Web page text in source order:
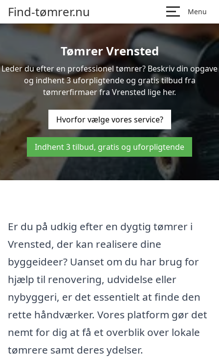
Find-tømrer.nu Menu
Tømrer Vrensted
Leder du efter en professionel tømrer? Beskriv din opgave
og indhent 3 uforpligtende og gratis tilbud fra
tømrerfirmaer fra Vrensted lige her.
Hvorfor vælge vores service?
Indhent 3 tilbud, gratis og uforpligtende
Er du på udkig efter en dygtig tømrer i
Vrensted, der kan realisere dine
byggeideer? Uanset om du har brug for
hjælp til renovering, udvidelse eller
nybyggeri, er det essentielt at finde den
rette håndværker. Vores platform gør det
nemt for dig at få et overblik over lokale
tømrere samt deres ydelser.